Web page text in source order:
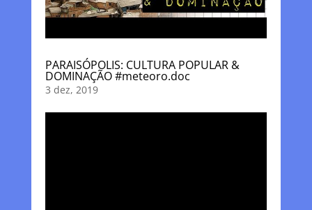
PARAISÓPOLIS: CULTURA POPULAR &
DOMINAÇÃO #meteoro.doc
3 dez, 2019